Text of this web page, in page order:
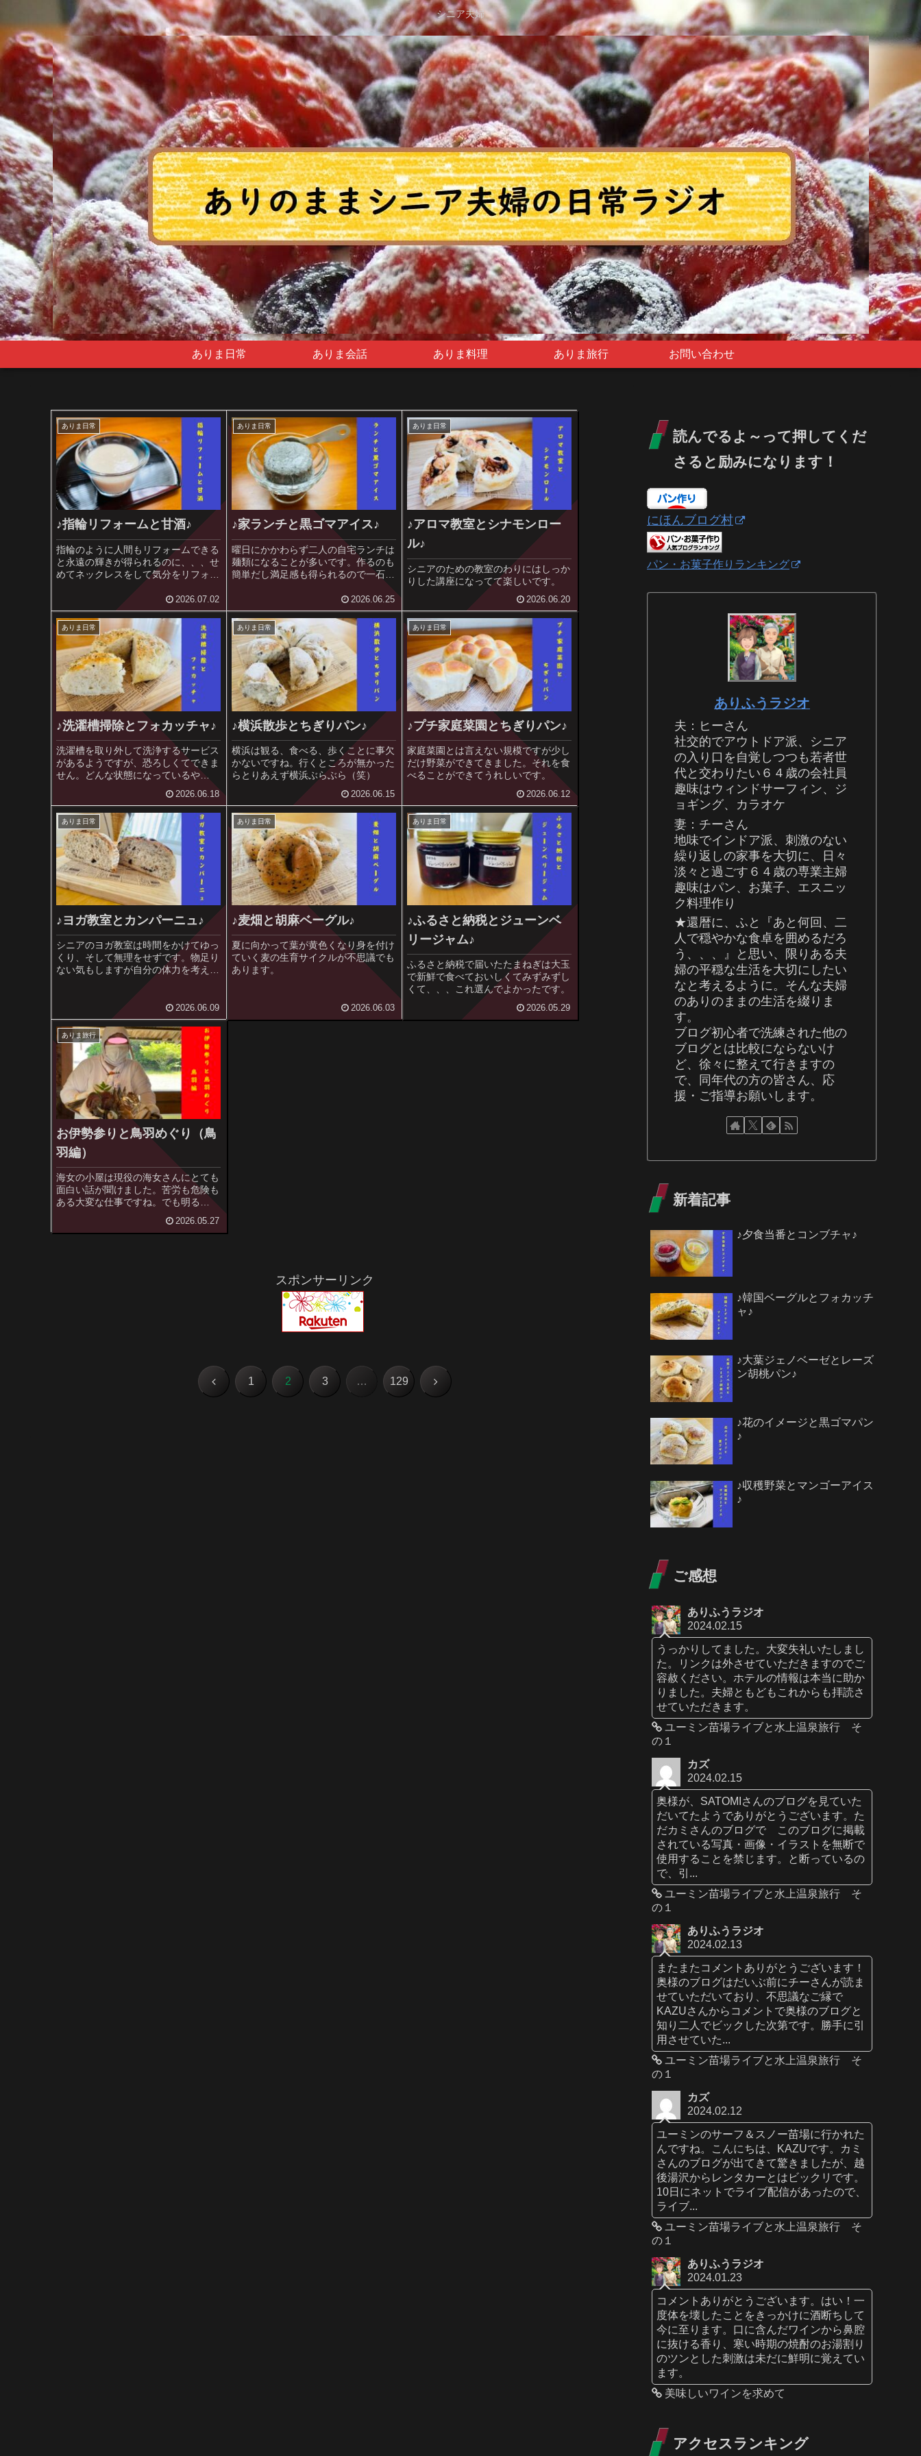
シニア夫婦
ありま日常 ありま会話 ありま料理 ありま旅行 お問い合わせ
ありま日常
♪指輪リフォームと甘酒♪
指輪のように人間もリフォームできる
と永遠の輝きが得られるのに、、、せ
めてネックレスをして気分をリフォー
2026.07.02
ありま日常
♪家ランチと黒ゴマアイス♪
曜日にかかわらず二人の自宅ランチは
麺類になることが多いです。作るのも
簡単だし満足感も得られるので一石二
2026.06.25
ありま日常
♪アロマ教室とシナモンロー
ル♪
シニアのための教室のわりにはしっか
りした講座になってて楽しいです。
2026.06.20
ありま日常
♪洗濯槽掃除とフォカッチャ♪
洗濯槽を取り外して洗浄するサービス
があるようですが、恐ろしくてできま
せん。どんな状態になっているや
2026.06.18
ありま日常
♪横浜散歩とちぎりパン♪
横浜は観る、食べる、歩くことに事欠
かないですね。行くところが無かった
らとりあえず横浜ぶらぶら（笑）
2026.06.15
ありま日常
♪プチ家庭菜園とちぎりパン♪
家庭菜園とは言えない規模ですが少し
だけ野菜ができてきました。それを食
べることができてうれしいです。
2026.06.12
ありま日常
♪ヨガ教室とカンパーニュ♪
シニアのヨガ教室は時間をかけてゆっ
くり、そして無理をせずです。物足り
ない気もしますが自分の体力を考えて
2026.06.09
ありま日常
♪麦畑と胡麻ベーグル♪
夏に向かって葉が黄色くなり身を付け
ていく麦の生育サイクルが不思議でも
あります。
2026.06.03
ありま日常
♪ふるさと納税とジューンベ
リージャム♪
ふるさと納税で届いたたまねぎは大玉
で新鮮で食べておいしくてみずみずし
くて、、、これ選んでよかったです。
2026.05.29
ありま旅行
お伊勢参りと鳥羽めぐり（鳥
羽編）
海女の小屋は現役の海女さんにとても
面白い話が聞けました。苦労も危険も
ある大変な仕事ですね。でも明る
2026.05.27
スポンサーリンク
前 1 2 3 … 129 次
読んでるよ～って押してくだ
さると励みになります！
にほんブログ村
パン・お菓子作りランキング
ありふうラジオ
夫：ヒーさん
社交的でアウトドア派、シニア
の入り口を自覚しつつも若者世
代と交わりたい６４歳の会社員
趣味はウィンドサーフィン、ジ
ョギング、カラオケ
妻：チーさん
地味でインドア派、刺激のない
繰り返しの家事を大切に、日々
淡々と過ごす６４歳の専業主婦
趣味はパン、お菓子、エスニッ
ク料理作り
★還暦に、ふと『あと何回、二
人で穏やかな食卓を囲めるだろ
う、、、』と思い、限りある夫
婦の平穏な生活を大切にしたい
なと考えるように。そんな夫婦
のありのままの生活を綴りま
す。
ブログ初心者で洗練された他の
ブログとは比較にならないけ
ど、徐々に整えて行きますの
で、同年代の方の皆さん、応
援・ご指導お願いします。
新着記事
♪夕食当番とコンブチャ♪
♪韓国ベーグルとフォカッチ
ャ♪
♪大葉ジェノベーゼとレーズ
ン胡桃パン♪
♪花のイメージと黒ゴマパン
♪
♪収穫野菜とマンゴーアイス
♪
ご感想
ありふうラジオ
2024.02.15
うっかりしてました。大変失礼いたしまし
た。リンクは外させていただきますのでご
容赦ください。ホテルの情報は本当に助か
りました。夫婦ともどもこれからも拝読さ
せていただきます。
ユーミン苗場ライブと水上温泉旅行 そ
の１
カズ
2024.02.15
奥様が、SATOMIさんのブログを見ていた
だいてたようでありがとうございます。た
だカミさんのブログで このブログに掲載
されている写真・画像・イラストを無断で
使用することを禁じます。と断っているの
で、引...
ユーミン苗場ライブと水上温泉旅行 そ
の１
ありふうラジオ
2024.02.13
またまたコメントありがとうございます！
奥様のブログはだいぶ前にチーさんが読ま
せていただいており、不思議なご縁で
KAZUさんからコメントで奥様のブログと
知り二人でビックした次第です。勝手に引
用させていた...
ユーミン苗場ライブと水上温泉旅行 そ
の１
カズ
2024.02.12
ユーミンのサーフ＆スノー苗場に行かれた
んですね。こんにちは、KAZUです。カミ
さんのブログが出てきて驚きましたが、越
後湯沢からレンタカーとはビックリです。
10日にネットでライブ配信があったので、
ライブ...
ユーミン苗場ライブと水上温泉旅行 そ
の１
ありふうラジオ
2024.01.23
コメントありがとうございます。はい！一
度体を壊したことをきっかけに酒断ちして
今に至ります。口に含んだワインから鼻腔
に抜ける香り、寒い時期の焼酎のお湯割り
のツンとした刺激は未だに鮮明に覚えてい
ます。
美味しいワインを求めて
アクセスランキング